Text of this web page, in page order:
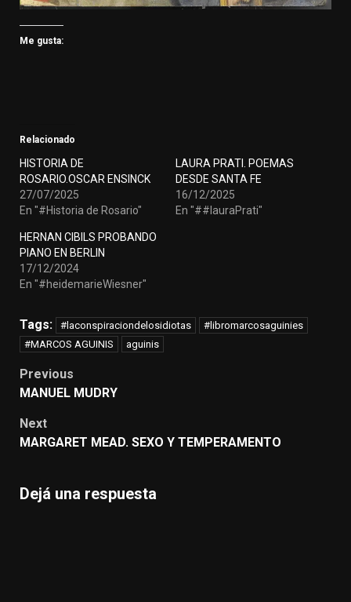
Me gusta:
Relacionado
HISTORIA DE
ROSARIO.OSCAR ENSINCK
27/07/2025
En "#Historia de Rosario"
LAURA PRATI. POEMAS
DESDE SANTA FE
16/12/2025
En "##lauraPrati"
HERNAN CIBILS PROBANDO
PIANO EN BERLIN
17/12/2024
En "#heidemarieWiesner"
Tags: #laconspiraciondelosidiotas
#libromarcosaguinies
#MARCOS AGUINIS
aguinis
Post
navigation
Previous
MANUEL MUDRY
Next
MARGARET MEAD. SEXO Y TEMPERAMENTO
Dejá una respuesta